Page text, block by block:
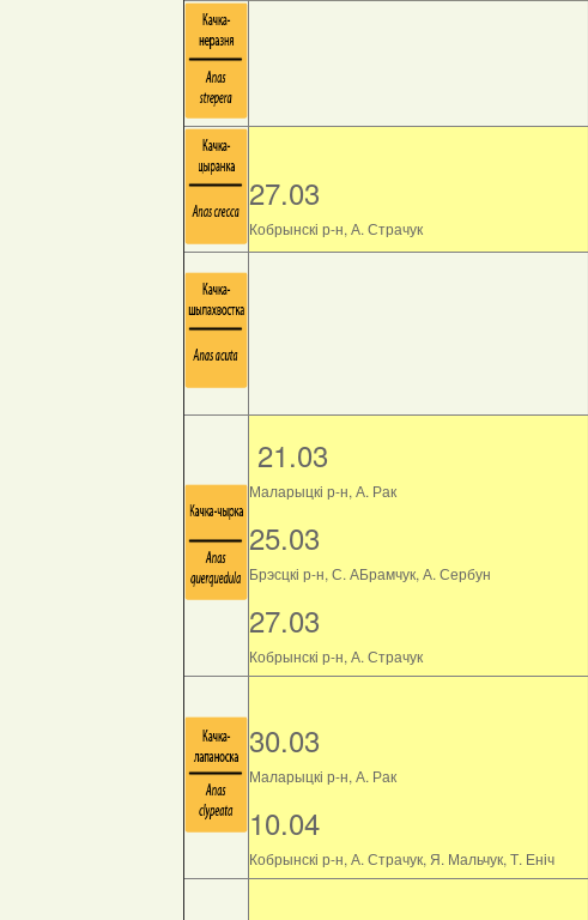
27.03
Кобрынскі р-н, А. Страчук
21.03
Маларыцкі р-н, А. Рак
25.03
Брэсцкі р-н, С. АБрамчук, А. Сербун
27.03
Кобрынскі р-н, А. Страчук
30.03
Маларыцкі р-н, А. Рак
10.04
Кобрынскі р-н, А. Страчук, Я. Мальчук, Т. Еніч